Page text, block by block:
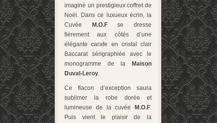
imaginé un prestigieux coffret de
Noël. Dans ce luxueux écrin, la
Cuvée
M.O.Fse dresse
fièrement aux côtés d’une
élégante carafe en cristal clair
Baccarat sérigraphiée avec le
monogramme de la
Maison
Duval-Leroy.
Ce flacon d’exception saura
sublimer la robe dorée et
lumineuse de la cuvée
M.O.F.
Puis vient le plaisir de la